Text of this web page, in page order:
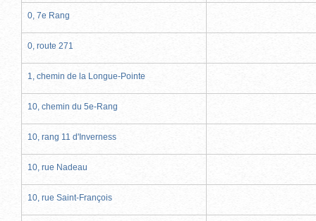
0, 7e Rang
0, route 271
1, chemin de la Longue-Pointe
10, chemin du 5e-Rang
10, rang 11 d'Inverness
10, rue Nadeau
10, rue Saint-François